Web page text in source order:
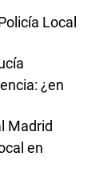
Local
¿en
Madrid
en